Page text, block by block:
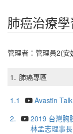
肺癌治療
管理者： 管理員2(安
1. 肺癌專區
1.1
Avastin
2.
2019 台灣胸
林孟志理事